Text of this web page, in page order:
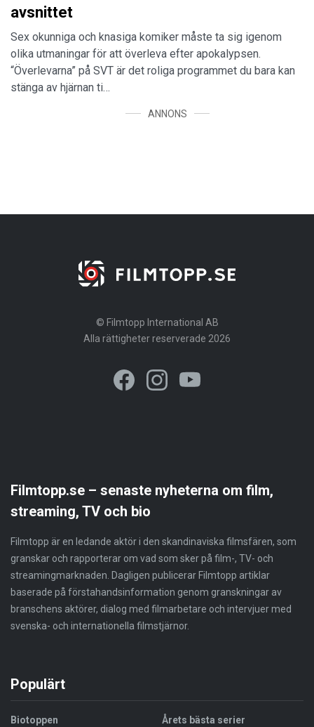
avsnittet
Sex okunniga och knasiga komiker måste ta sig igenom
olika utmaningar för att överleva efter apokalypsen.
“Överlevarna” på SVT är det roliga programmet du bara kan
stänga av hjärnan ti…
ANNONS
© Filmtopp International AB
Alla rättigheter reserverade 2026
Filmtopp.se – senaste nyheterna om film,
streaming, TV och bio
Filmtopp är en ledande aktör i den skandinaviska filmsfären, som
granskar och rapporterar om vad som sker på film-, TV- och
streamingmarknaden. Dagligen publicerar Filmtopp artiklar
baserade på förstahandsinformation genom granskningar av
branschens aktörer, dialog med filmarbetare och intervjuer med
svenska- och internationella filmstjärnor.
Populärt
Biotoppen Årets bästa serier